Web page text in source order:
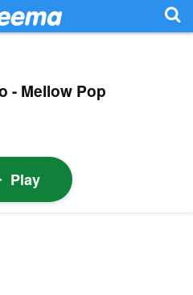
- Mellow Pop
Play